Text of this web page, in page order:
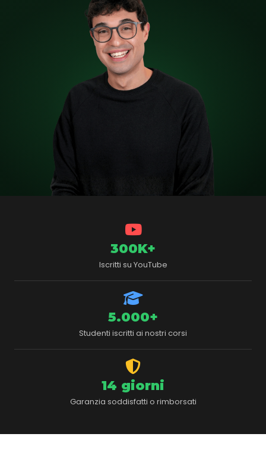
300K+
Iscritti su YouTube
5.000+
Studenti iscritti ai nostri corsi
14 giorni
Garanzia soddisfatti o rimborsati